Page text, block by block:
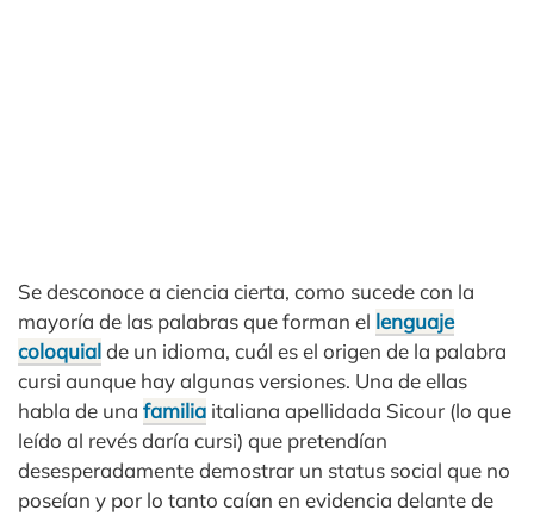
Se desconoce a ciencia cierta, como sucede con la
mayoría de las palabras que forman el lenguaje
coloquialde un idioma, cuál es el origen de la palabra
cursi aunque hay algunas versiones. Una de ellas
habla de una familia italiana apellidada Sicour (lo que
leído al revés daría cursi) que pretendían
desesperadamente demostrar un status social que no
poseían y por lo tanto caían en evidencia delante de